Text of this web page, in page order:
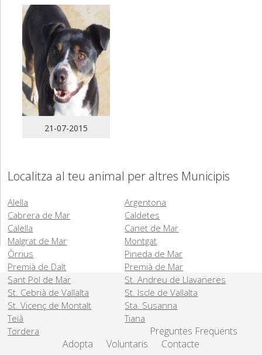
21-07-2015
Localitza al teu animal per altres Municipis
Alella
Argentona
Cabrera de Mar
Caldetes
Calella
Canet de Mar
Malgrat de Mar
Montgat
Òrrius
Pineda de Mar
Premià de Dalt
Premià de Mar
Sant Pol de Mar
St. Andreu de Llavaneres
St. Cebrià de Vallalta
St. Iscle de Vallalta
St. Vicenç de Montalt
Sta. Susanna
Teià
Tiana
Tordera
Preguntes Freqüents
Adopta
Voluntaris Contacte